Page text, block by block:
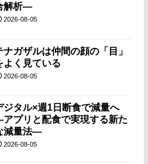
解析―
2026-08-05
ナガザルは仲間の顔の「目」
よく見ている
2026-08-05
ジタル×週1日断食で減量へ
プリと配食で実現する新た
減量法―
2026-08-05